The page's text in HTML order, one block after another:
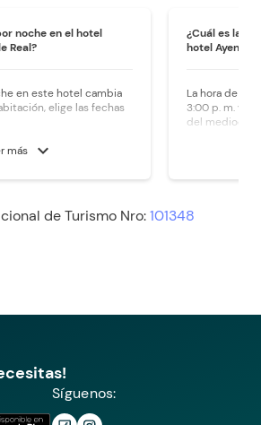
noche en el hotel
Real?
en este hotel cambia
elige las fechas
más
expand_more
¿Cuál es la
hotel Ayenda
La hora de
3:00 p. m. y la
del mediodía.
de Turismo Nro:101348
Síguenos: